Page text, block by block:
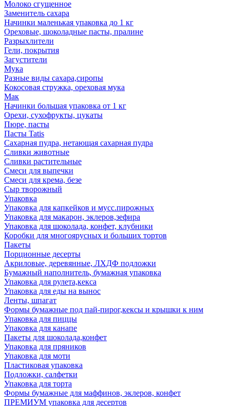
Молоко сгущенное
Заменитель сахара
Начинки маленькая упаковка до 1 кг
Ореховые, шоколадные пасты, пралине
Разрыхлители
Гели, покрытия
Загустители
Мука
Разные виды сахара,сиропы
Кокосовая стружка, ореховая мука
Мак
Начинки большая упаковка от 1 кг
Орехи, сухофрукты, цукаты
Пюре, пасты
Пасты Tatis
Сахарная пудра, нетающая сахарная пудра
Сливки животные
Сливки растительные
Смеси для выпечки
Смеси для крема, безе
Сыр творожный
Упаковка
Упаковка для капкейков и мусс.пирожных
Упаковка для макарон, эклеров,зефира
Упаковка для шоколада, конфет, клубники
Коробки для многоярусных и больших тортов
Пакеты
Порционные десерты
Акриловые, деревянные, ЛХДФ подложки
Бумажный наполнитель, бумажная упаковка
Упаковка для рулета,кекса
Упаковка для еды на вынос
Ленты, шпагат
Формы бумажные под пай-пирог,кексы и крышки к ним
Упаковка для пиццы
Упаковка для канапе
Пакеты для шоколада,конфет
Упаковка для пряников
Упаковка для моти
Пластиковая упаковка
Подложки, салфетки
Упаковка для торта
Формы бумажные для маффинов, эклеров, конфет
ПРЕМИУМ упаковка для десертов